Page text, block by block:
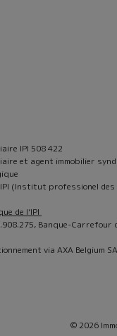
IPI 508 422
et agent immobilier
(Institut professionel des
de l’IPI
Banque-
via AXA Belgium
© 2026